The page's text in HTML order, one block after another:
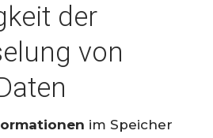
der
von
im Speicher